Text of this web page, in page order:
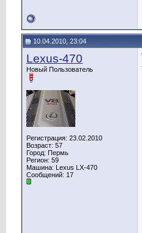
10.04.2010, 23:04
Lexus-470
Новый Пользователь
Регистрация: 23.02.2010
Возраст: 57
Город: Пермь
Регион: 59
Машина: Lexus LX-470
Сообщений: 17